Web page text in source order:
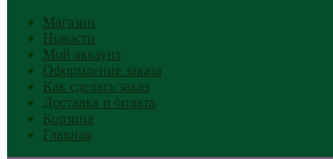
Магазин
Новости
Мой аккаунт
Оформление заказа
Как сделать заказ
Доставка и оплата
Корзина
Главная